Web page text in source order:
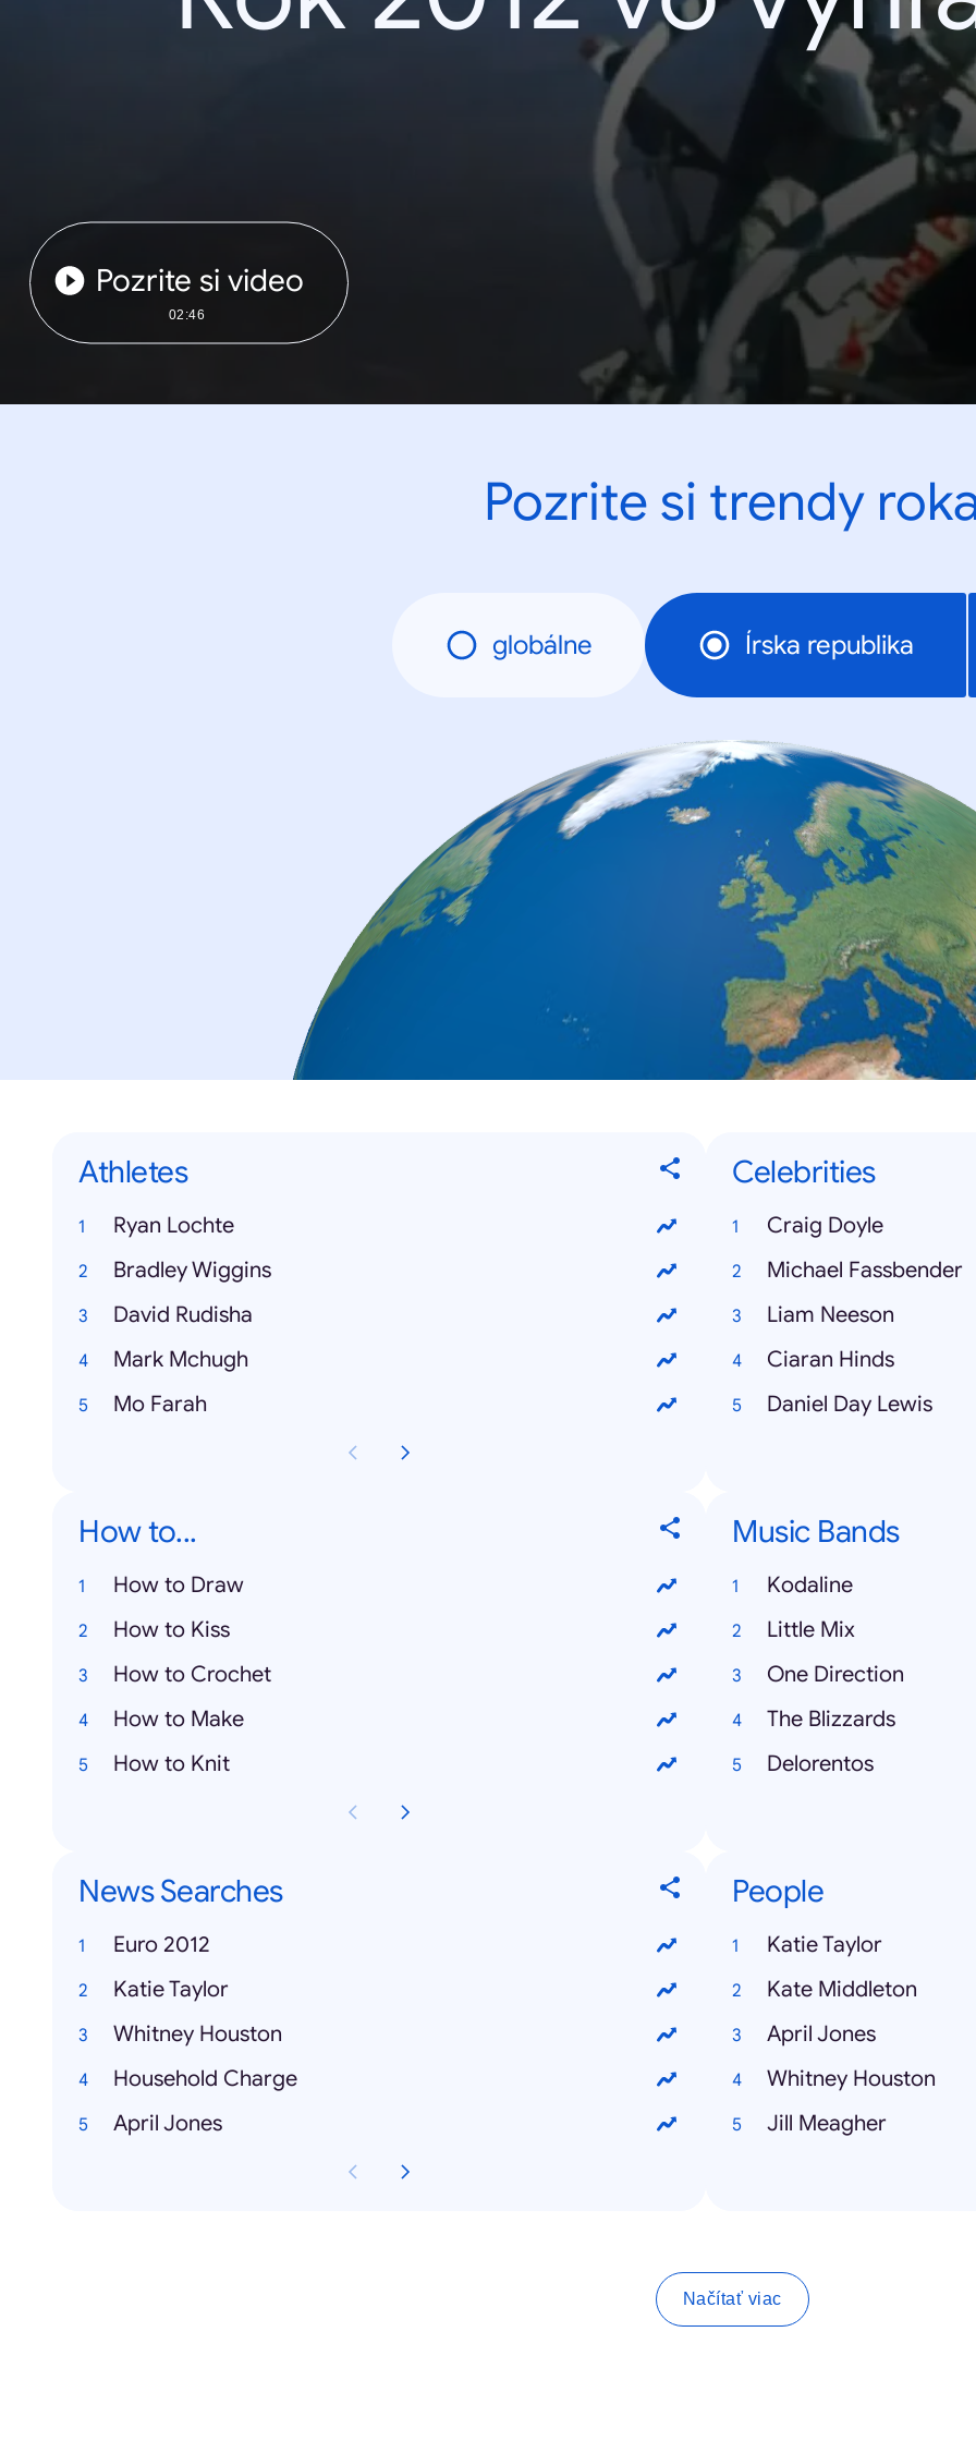
Pozrite si video
02:46
Pozrite si trendy
globálne Írska republika
Athletes
Ryan Lochte
Bradley Wiggins
David Rudisha
Mark Mchugh
Mo Farah
Celebrities
Craig Doyle
Michael Fassbender
Liam Neeson
Ciaran Hinds
Daniel Day Lewis
How to...
How to Draw
How to Kiss
How to Crochet
How to Make
How to Knit
Music Bands
Kodaline
Little Mix
One Direction
The Blizzards
Delorentos
News Searches
Euro 2012
Katie Taylor
Whitney Houston
Household Charge
April Jones
People
Katie Taylor
Kate Middleton
April Jones
Whitney Houston
Jill Meagher
Načítať viac